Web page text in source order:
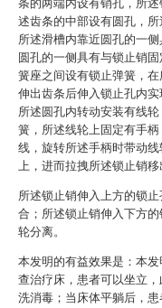
条的两端内设有销孔，所
述齿条的中部设有圆孔，
所述滑槽内靠近圆孔的一
圆孔的一侧具有与锁止销
簧座之间设有锁止弹簧，
伸出齿条后伸入锁止孔内
所述圆孔内转动安装有线
簧，所述线轮上固定有手
线，旋转所述手柄时带动
上，进而拉拽所述锁止销移
所述锁止销伸入上方的锁
合；所述锁止销伸入下方
轮分离。
本发明的有益效果是：本
查治疗床，患者可以坐立
洗消毒；当床体平躺后，